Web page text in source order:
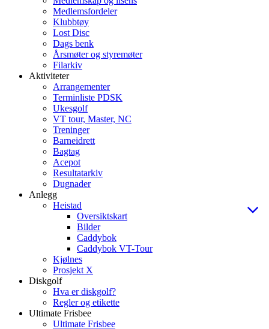
Medlemsfordeler
Klubbtøy
Lost Disc
Dags benk
Årsmøter og styremøter
Filarkiv
Aktiviteter
Arrangementer
Terminliste PDSK
Ukesgolf
VT tour, Master, NC
Treninger
Barneidrett
Bagtag
Acepot
Resultatarkiv
Dugnader
Anlegg
Heistad
Oversiktskart
Bilder
Caddybok
Caddybok VT-Tour
Kjølnes
Prosjekt X
Diskgolf
Hva er diskgolf?
Regler og etikette
Ultimate Frisbee
Ultimate Frisbee